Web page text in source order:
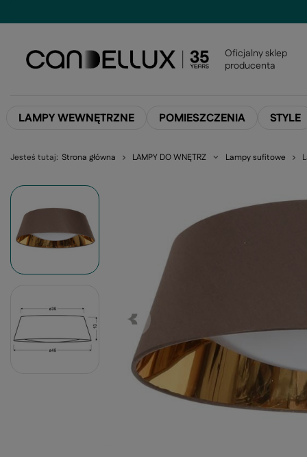
Oficjalny sklep
producenta
LAMPY WEWNĘTRZNE POMIESZCZENIA STYLE
Jesteś tutaj: Strona główna LAMPY DO WNĘTRZ Lampy sufitowe